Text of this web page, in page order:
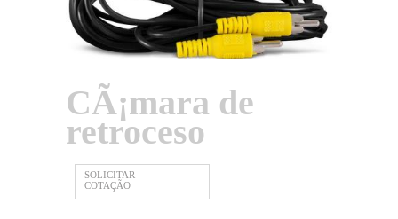
CÃ¡mara de
retroceso
SOLICITAR
COTAÇÃO